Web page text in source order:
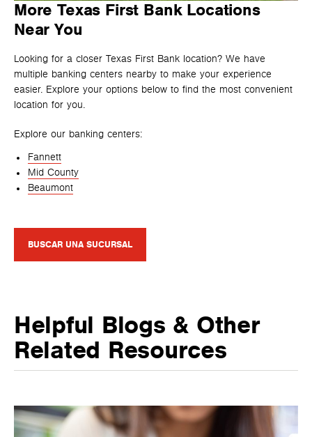
More Texas First Bank Locations
Near You
Looking for a closer Texas First Bank location? We have
multiple banking centers nearby to make your experience
easier. Explore your options below to find the most convenient
location for you.
Explore our banking centers:
Fannett
Mid County
Beaumont
BUSCAR UNA SUCURSAL
Helpful Blogs & Other
Related Resources